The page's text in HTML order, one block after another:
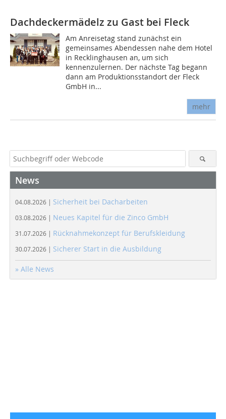
Dachdeckermädelz zu Gast bei Fleck
Am Anreisetag stand zunächst ein
gemeinsames Abendessen nahe dem Hotel
in Recklinghausen an, um sich
kennenzulernen. Der nächste Tag begann
dann am Produktionsstandort der Fleck
GmbH in...
mehr
News
04.08.2026 | Sicherheit bei Dacharbeiten
03.08.2026 | Neues Kapitel für die Zinco GmbH
31.07.2026 | Rücknahmekonzept für Berufskleidung
30.07.2026 | Sicherer Start in die Ausbildung
» Alle News